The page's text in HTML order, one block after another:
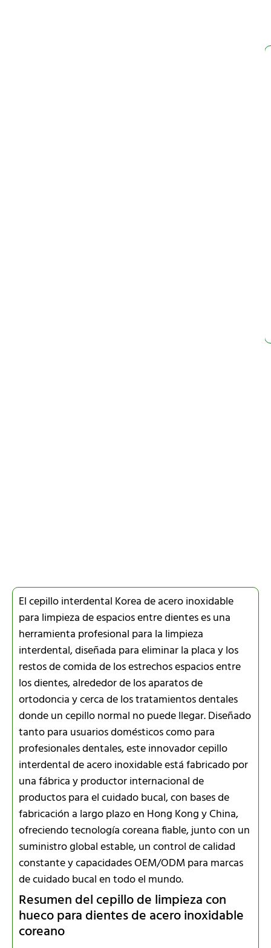
El cepillo interdental Korea de acero inoxidable
para limpieza de espacios entre dientes es una
herramienta profesional para la limpieza
interdental, diseñada para eliminar la placa y los
restos de comida de los estrechos espacios entre
los dientes, alrededor de los aparatos de
ortodoncia y cerca de los tratamientos dentales
donde un cepillo normal no puede llegar. Diseñado
tanto para usuarios domésticos como para
profesionales dentales, este innovador cepillo
interdental de acero inoxidable está fabricado por
una fábrica y productor internacional de
productos para el cuidado bucal, con bases de
fabricación a largo plazo en Hong Kong y China,
ofreciendo tecnología coreana fiable, junto con un
suministro global estable, un control de calidad
constante y capacidades OEM/ODM para marcas
de cuidado bucal en todo el mundo.
Resumen del cepillo de limpieza con
hueco para dientes de acero inoxidable
coreano